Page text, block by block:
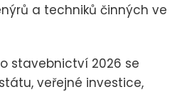
a techniků činných ve
stavebnictví 2026 se
veřejné investice,